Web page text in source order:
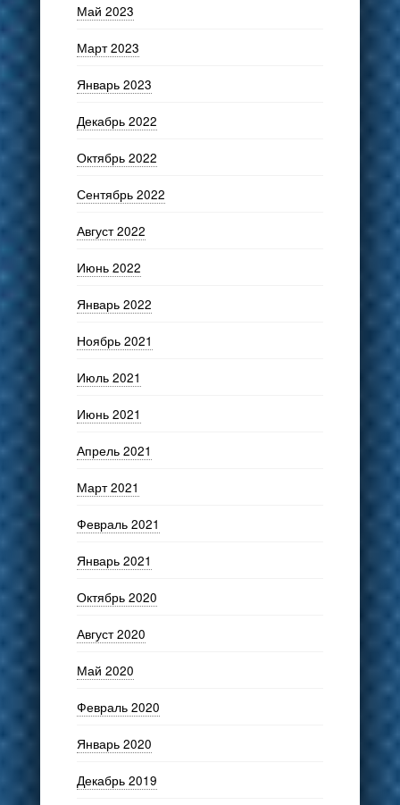
Май 2023
Март 2023
Январь 2023
Декабрь 2022
Октябрь 2022
Сентябрь 2022
Август 2022
Июнь 2022
Январь 2022
Ноябрь 2021
Июль 2021
Июнь 2021
Апрель 2021
Март 2021
Февраль 2021
Январь 2021
Октябрь 2020
Август 2020
Май 2020
Февраль 2020
Январь 2020
Декабрь 2019